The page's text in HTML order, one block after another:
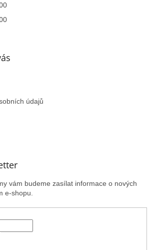
údajů
vám budeme zasílat informace o nových
e-shopu.